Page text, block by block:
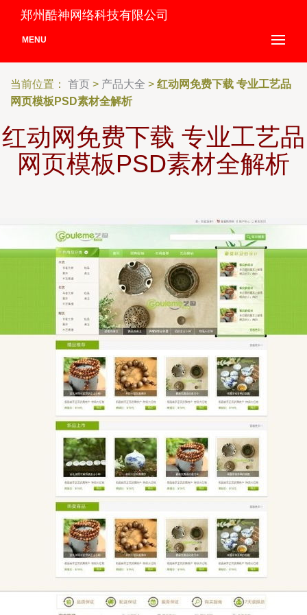
郑州酷神网络科技有限公司
MENU
当前位置： 首页 > 产品大全 > 红动网免费下载 专业工艺品
网页模板PSD素材全解析
红动网免费下载 专业工艺品
网页模板PSD素材全解析